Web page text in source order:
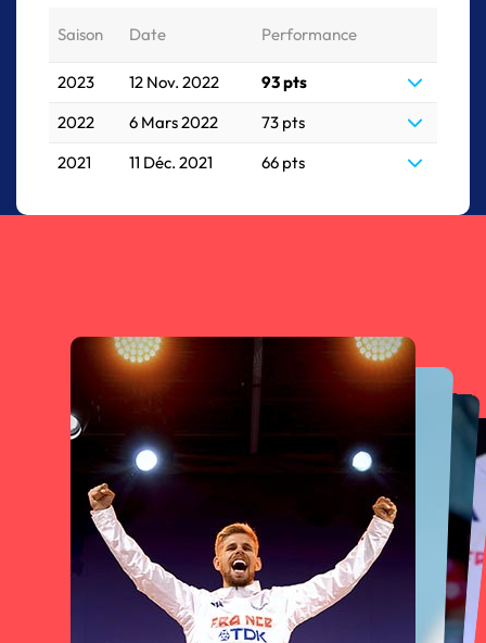
Saison Date Performance
2023 12 Nov. 2022
93 pts
2022
6 Mars 2022
73 pts
2021
11 Déc. 2021 66 pts